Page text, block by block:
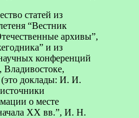
статей из
“Вестник
архивы”,
и из
конференций
(это доклады: И. И.
о месте
XX вв.”, И. Н.